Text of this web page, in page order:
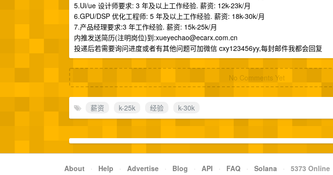
5.Ui/ue 设计师要求: 3 年及以上工作经验. 薪资: 12k-23k/月
6.GPU/DSP 优化工程师: 5 年及以上工作经验. 薪资: 18k-30k/月
7.产品经理要求:3 年工作经验. 薪资: 15k-25k/月
内推发送简历(注明岗位)到:xueyechao@ecarx.com.cn
投递后若需要询问进度或者有其他问题可加微信 cxy123456yy,每封邮件我都会回复
No Comments Yet
薪资 k-25k 经验 k-30k
About · Help · Advertise · Blog · API · FAQ · Solana · 5373 Online